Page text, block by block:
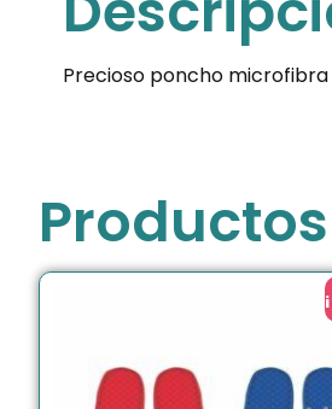
Precioso poncho microfibra